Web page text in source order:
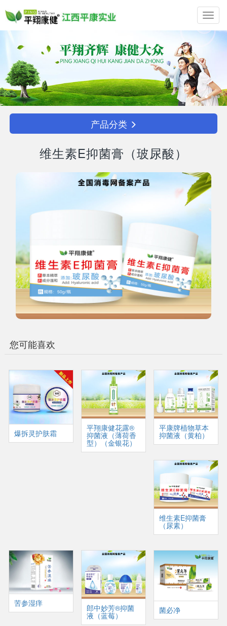
产品分类
维生素E抑菌膏（玻尿酸）
您可能喜欢
爆拆灵护肤霜
平翔康健花露®
抑菌液（薄荷香
型）（金银花）
平康牌植物草本
抑菌液（黄柏）
维生素E抑菌膏
（尿素）
苦参湿痒
郎中妙芳®抑菌
液（蓝莓）
菌必净